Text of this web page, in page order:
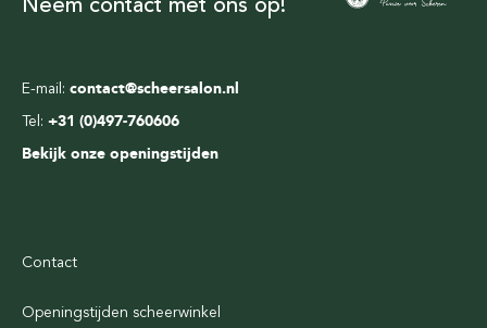
E-mail: contact@scheersalon.nl
Tel: +31 (0)497-760606
Bekijk onze openingstijden
Neem contact met ons op!
Contact
Openingstijden scheerwinkel